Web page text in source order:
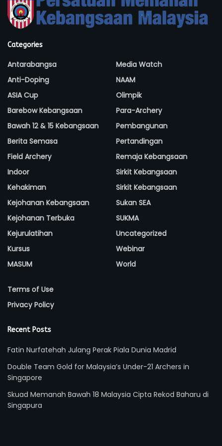
Categories
Antarabangsa
Anti-Doping
ASIA Cup
Barebow Kebangsaan
Bawah 12 & 15 Kebangsaan
Berita Semasa
Field Archery
Indoor
Kehakiman
Kejohanan Kebangsaan
Kejohanan Terbuka
Kejurulatihan
Kursus
MASUM
Media Watch
NAAM
Olimpik
Para-Archery
Pembangunan
Pertandingan
Remaja Kebangsaan
Sirkit Kebangsaan
Sirkit Kebangsaan
Sukan SEA
SUKMA
Uncategorized
Webinar
World
Terms of Use
Privacy Policy
Recent Posts
Fatin Nurfatehah Julang Perak Piala Dunia Madrid
Double Team Gold for Malaysia’s Under-21 Archers in
Singapore
Skuad Memanah Bawah 18 Malaysia Cipta Rekod Baharu di
Singapura